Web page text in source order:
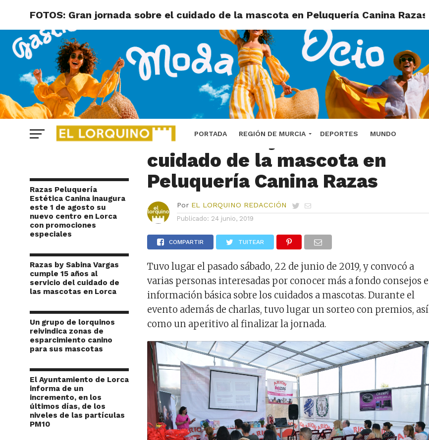
PORTADA REGIÓN DE MURCIA DEPORTES MUNDO
FOTOS: Gran jornada sobre el cuidado de la mascota en Peluquería Canina Razas
Razas Peluquería
Estética Canina inaugura
este 1 de agosto su
nuevo centro en Lorca
con promociones
especiales
Razas by Sabina Vargas
cumple 15 años al
servicio del cuidado de
las mascotas en Lorca
Un grupo de lorquinos
reivindica zonas de
esparcimiento canino
para sus mascotas
El Ayuntamiento de Lorca
informa de un
incremento, en los
últimos días, de los
niveles de las partículas
PM10
FOTOS
FOTOS: Gran jornada sobre el
cuidado de la mascota en
Peluquería Canina Razas
Por EL LORQUINO REDACCIÓN
Publicado: 24 junio, 2019
COMPARTIR TUITEAR
Tuvo lugar el pasado sábado, 22 de junio de 2019, y convocó a
varias personas interesadas por conocer más a fondo consejos e
información básica sobre los cuidados a mascotas. Durante el
evento además de charlas, tuvo lugar un sorteo con premios, así
como un aperitivo al finalizar la jornada.